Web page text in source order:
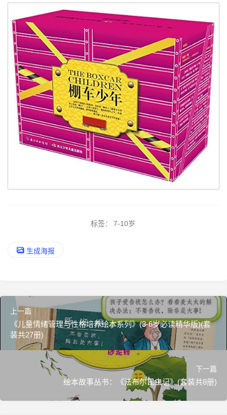
标签： 7-10岁
生成海报
上一篇
《儿童情绪管理与性格培养绘本系列》(3-6岁必读精华版)(套
装共27册)
下一篇
绘本故事丛书：《法布尔昆虫记》(套装共8册)